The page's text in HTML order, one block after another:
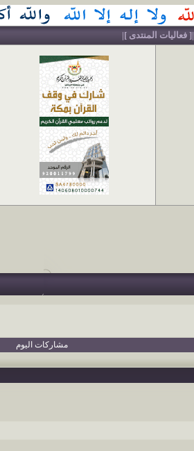
|[ فعاليات المنتدى ]|
مشاركات اليوم